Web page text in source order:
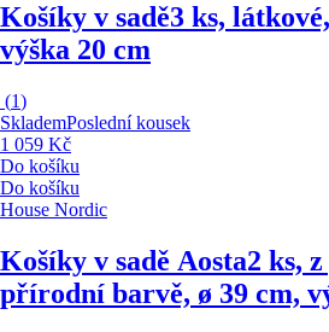
Košíky v sadě3 ks,
výška 20 cm
(1)
SklademPoslední kousek
1 059 Kč
Do košíku
Do košíku
House Nordic
Košíky v sadě Aosta2 ks,
přírodní barvě, ø 39 cm,